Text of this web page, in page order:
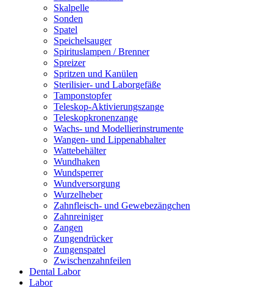
Skalpelle
Sonden
Spatel
Speichelsauger
Spirituslampen / Brenner
Spreizer
Spritzen und Kanülen
Sterilisier- und Laborgefäße
Tamponstopfer
Teleskop-Aktivierungszange
Teleskopkronenzange
Wachs- und Modellierinstrumente
Wangen- und Lippenabhalter
Wattebehälter
Wundhaken
Wundsperrer
Wundversorgung
Wurzelheber
Zahnfleisch- und Gewebezängchen
Zahnreiniger
Zangen
Zungendrücker
Zungenspatel
Zwischenzahnfeilen
Dental Labor
Labor